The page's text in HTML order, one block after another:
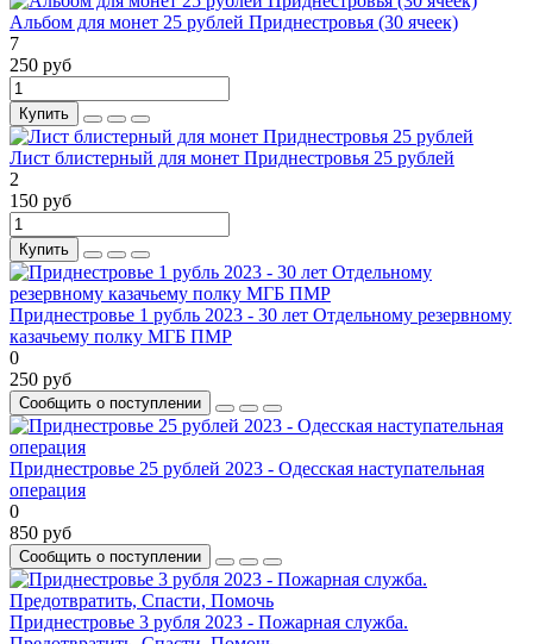
Альбом для монет 25 рублей Приднестровья (30 ячеек)
7
250 руб
Купить
Лист блистерный для монет Приднестровья 25 рублей
2
150 руб
Купить
Приднестровье 1 рубль 2023 - 30 лет Отдельному резервному
казачьему полку МГБ ПМР
0
250 руб
Сообщить о поступлении
Приднестровье 25 рублей 2023 - Одесская наступательная
операция
0
850 руб
Сообщить о поступлении
Приднестровье 3 рубля 2023 - Пожарная служба.